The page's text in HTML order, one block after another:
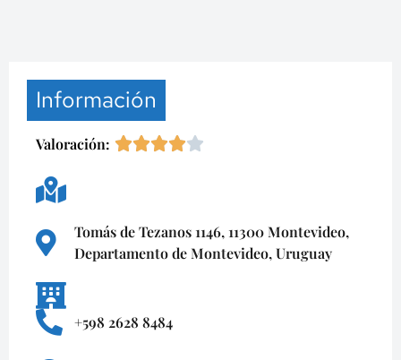
Información
Valoración:
Tomás de Tezanos 1146, 11300 Montevideo,
Departamento de Montevideo, Uruguay
+598 2628 8484